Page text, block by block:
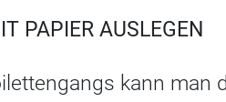
PAPIER AUSLEGEN
kann man